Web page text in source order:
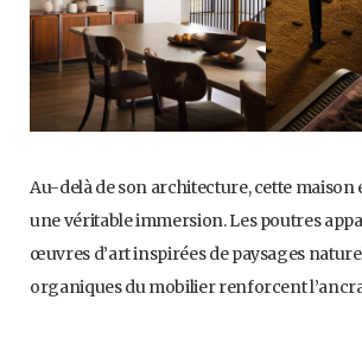
Au-delà de son architecture, cette maison
une véritable immersion. Les poutres
œuvres d’art inspirées de paysages
organiques du mobilier renforcent